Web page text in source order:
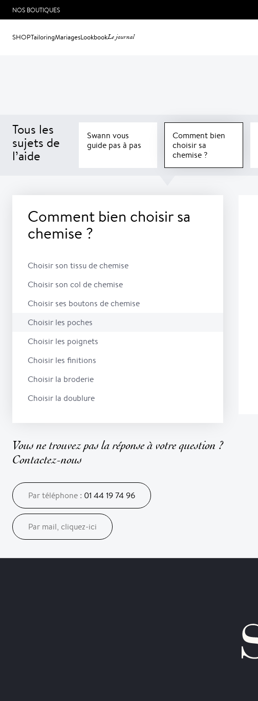
NOS BOUTIQUES
SHOPTailoringMariagesLookbookLe journal
Tous les
sujets de
l’aide
Swann vous
guide pas à pas
Comment bien
choisir sa
chemise ?
Comment bien choisir sa
chemise ?
Choisir son tissu de chemise
Choisir son col de chemise
Choisir ses boutons de chemise
Choisir les poches
Choisir les poignets
Choisir les finitions
Choisir la broderie
Choisir la doublure
Vous ne trouvez pas la réponse à votre question ?
Contactez-nous
Par téléphone : 01 44 19 74 96
Par mail, cliquez-ici